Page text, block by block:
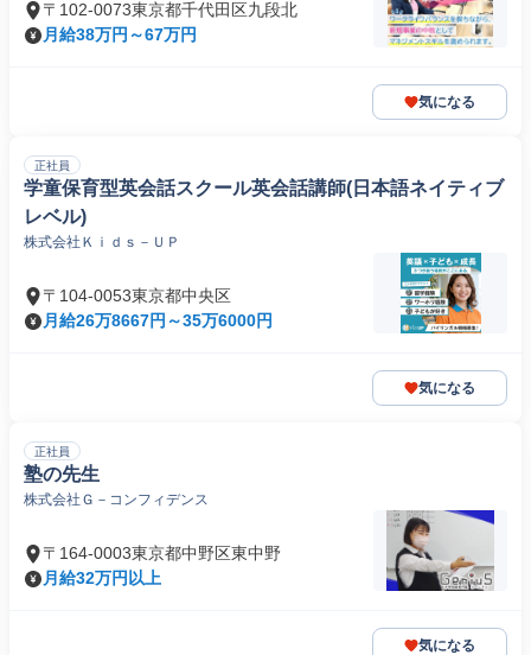
〒102-0073東京都千代田区九段北
月給38万円～67万円
気になる
正社員
学童保育型英会話スクール英会話講師(日本語ネイティブ
レベル)
株式会社Ｋｉｄｓ－ＵＰ
〒104-0053東京都中央区
月給26万8667円～35万6000円
気になる
正社員
塾の先生
株式会社Ｇ－コンフィデンス
〒164-0003東京都中野区東中野
月給32万円以上
気になる